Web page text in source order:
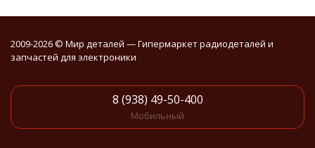
2009-2026 © Мир деталей — Гипермаркет радиодеталей и
запчастей для электроники
8 (938) 49-50-400
Мобильный